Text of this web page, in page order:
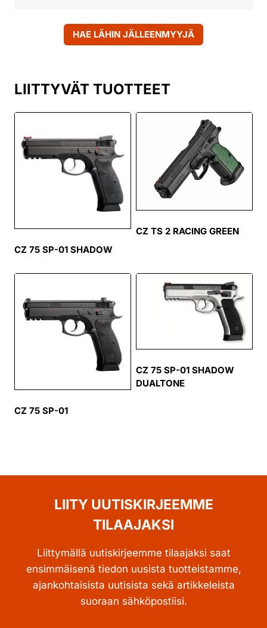
HAE LÄHIN JÄLLEENMYYJÄ
LIITTYVÄT TUOTTEET
CZ 75 SP-01 SHADOW
CZ TS 2 RACING GREEN
CZ 75 SP-01
CZ 75 SP-01 SHADOW
DUALTONE
LIITY UUTISKIRJEEMME
TILAAJAKSI
Liittymällä uutiskirjeemme tilaajaksi saat
ensimmäisenä tiedon uusista tuotteistamme,
ajankohtaisista uutisista sekä artikkeleista
suoraan sähköpostiisi.